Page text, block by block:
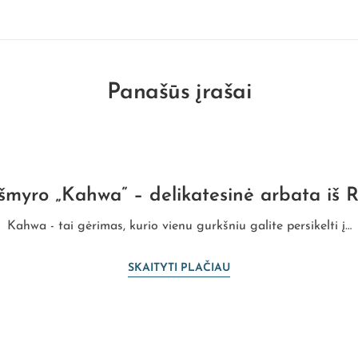
Panašūs įrašai
„Kahwa” – delikatesinė arbata iš
Kahwa - tai gėrimas, kurio vienu gurkšniu galite persikelti į…
SKAITYTI PLAČIAU